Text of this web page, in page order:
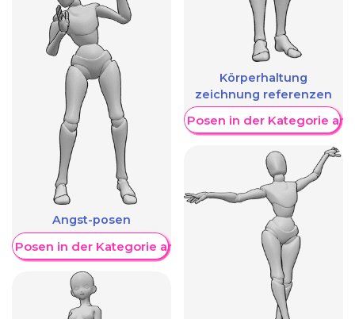
Angst-posen
Posen in der Kategorie anzeigen
Körperhaltung
zeichnung referenzen
Weitere Posen in der Kategorie